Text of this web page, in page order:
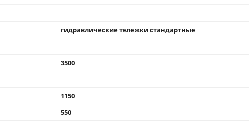
гидравлические тележки стандартные
3500
1150
550